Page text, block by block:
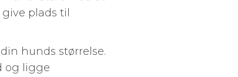
plads til
hunds størrelse.
og ligge